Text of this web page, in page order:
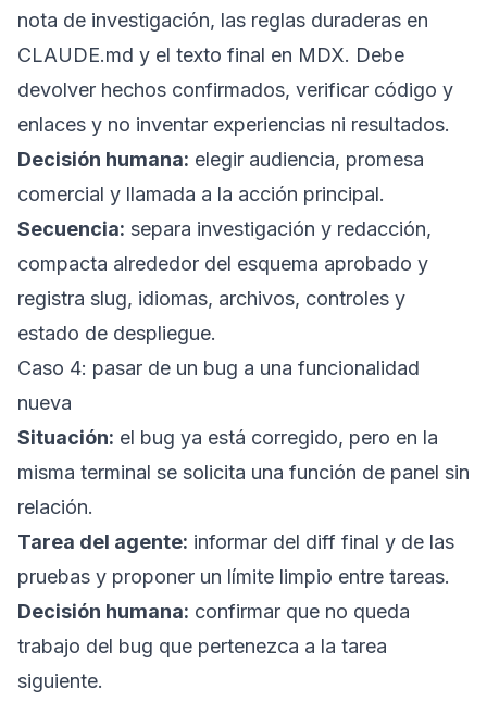
nota de investigación, las reglas duraderas en
CLAUDE.md y el texto final en MDX. Debe
devolver hechos confirmados, verificar código y
enlaces y no inventar experiencias ni resultados.
Decisión humana: elegir audiencia, promesa
comercial y llamada a la acción principal.
Secuencia: separa investigación y redacción,
compacta alrededor del esquema aprobado y
registra slug, idiomas, archivos, controles y
estado de despliegue.
Caso 4: pasar de un bug a una funcionalidad
nueva
Situación: el bug ya está corregido, pero en la
misma terminal se solicita una función de panel sin
relación.
Tarea del agente: informar del diff final y de las
pruebas y proponer un límite limpio entre tareas.
Decisión humana: confirmar que no queda
trabajo del bug que pertenezca a la tarea
siguiente.